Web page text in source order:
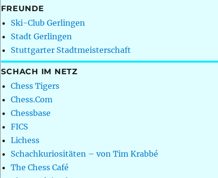
FREUNDE
Ski-Club Gerlingen
Stadt Gerlingen
Stuttgarter Stadtmeisterschaft
SCHACH IM NETZ
Chess Tigers
Chess.Com
Chessbase
FICS
Lichess
Schachkuriositäten – von Tim Krabbé
The Chess Café